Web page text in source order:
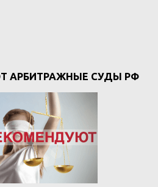
АРБИТРАЖНЫЕ СУДЫ РФ